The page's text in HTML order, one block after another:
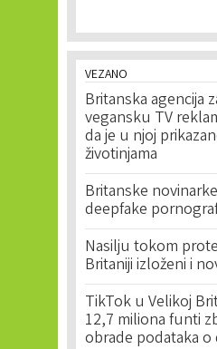
VEZANO
Britanska agencija
vegansku TV
da je u njoj
životinjama
Britanske
deepfake
Nasilju tokom
Britaniji izloženi i
TikTok u Velikoj
12,7 miliona funti
obrade podataka o